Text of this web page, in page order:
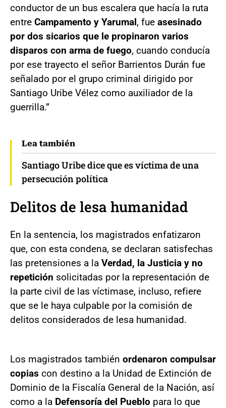
conductor de un bus escalera que hacía la ruta
entre Campamento y Yarumal, fue asesinado
por dos sicarios que le propinaron varios
disparos con arma de fuego, cuando conducía
por ese trayecto el señor Barrientos Durán fue
señalado por el grupo criminal dirigido por
Santiago Uribe Vélez como auxiliador de la
guerrilla.”
Lea también
Santiago Uribe dice que es víctima de una
persecución política
Delitos de lesa humanidad
En la sentencia, los magistrados enfatizaron
que, con esta condena, se declaran satisfechas
las pretensiones a la Verdad, la Justicia y no
repetición solicitadas por la representación de
la parte civil de las víctimase, incluso, refiere
que se le haya culpable por la comisión de
delitos considerados de lesa humanidad.
Los magistrados también ordenaron compulsar
copias con destino a la Unidad de Extinción de
Dominio de la Fiscalía General de la Nación, así
como a la Defensoría del Pueblo para lo que